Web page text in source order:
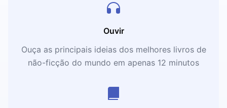
Ouvir
Ouça as principais ideias dos melhores livros de
não-ficção do mundo em apenas 12 minutos